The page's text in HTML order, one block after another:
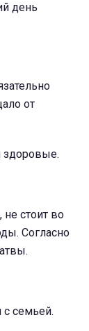
день
от
здоровые.
стоит во
Согласно
с семьей.